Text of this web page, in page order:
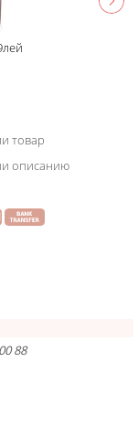
товар
описанию
88